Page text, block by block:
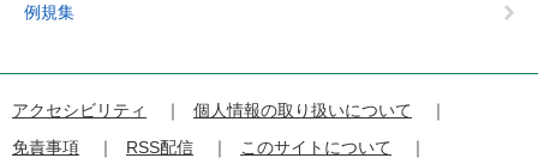
例規集
アクセシビリティ
個人情報の取り扱いについて
免責事項
RSS配信
このサイトについて